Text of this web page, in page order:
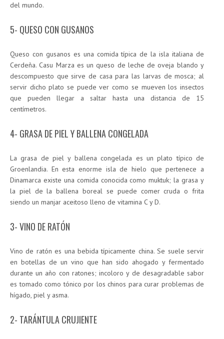
del mundo.
5- QUESO CON GUSANOS
Queso con gusanos es una comida típica de la isla italiana de
Cerdeña. Casu Marza es un queso de leche de oveja blando y
descompuesto que sirve de casa para las larvas de mosca; al
servir dicho plato se puede ver como se mueven los insectos
que pueden llegar a saltar hasta una distancia de 15
centímetros.
4- GRASA DE PIEL Y BALLENA CONGELADA
La grasa de piel y ballena congelada es un plato típico de
Groenlandia. En esta enorme isla de hielo que pertenece a
Dinamarca existe una comida conocida como muktuk; la grasa y
la piel de la ballena boreal se puede comer cruda o frita
siendo un manjar aceitoso lleno de vitamina C y D.
3- VINO DE RATÓN
Vino de ratón es una bebida típicamente china. Se suele servir
en botellas de un vino que han sido ahogado y fermentado
durante un año con ratones; incoloro y de desagradable sabor
es tomado como tónico por los chinos para curar problemas de
hígado, piel y asma.
2- TARÁNTULA CRUJIENTE